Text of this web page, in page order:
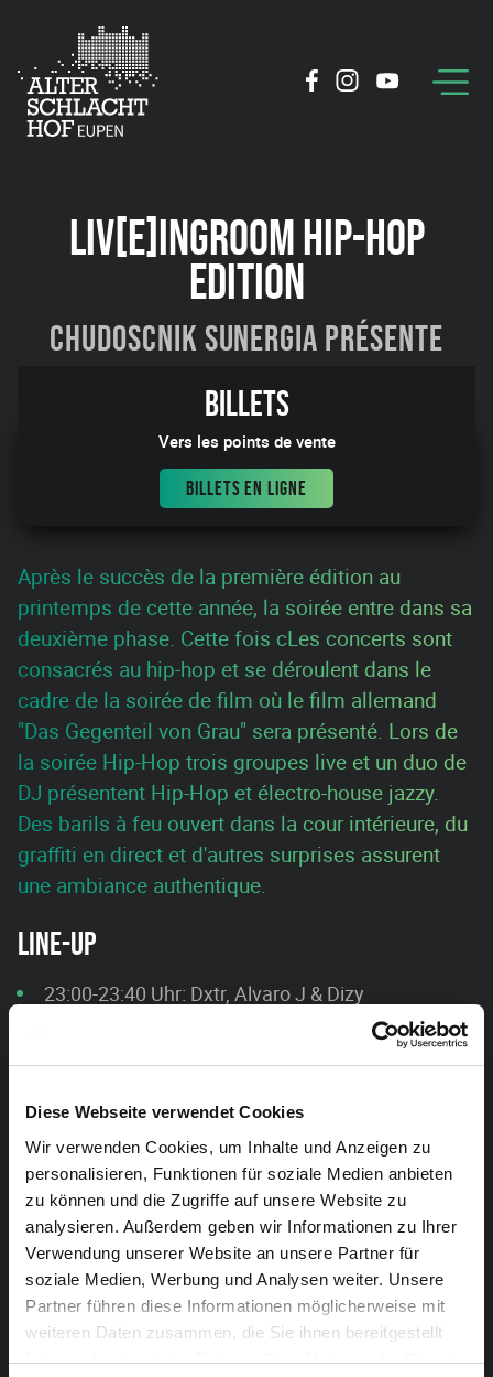
Diese Webseite verwendet Cookies
Wir verwenden Cookies, um Inhalte und Anzeigen zu
personalisieren, Funktionen für soziale Medien anbieten
zu können und die Zugriffe auf unsere Website zu
analysieren. Außerdem geben wir Informationen zu Ihrer
Verwendung unserer Website an unsere Partner für
soziale Medien, Werbung und Analysen weiter. Unsere
Partner führen diese Informationen möglicherweise mit
weiteren Daten zusammen, die Sie ihnen bereitgestellt
haben oder die sie im Rahmen Ihrer Nutzung der Dienste
LIV[E]INGROOM HIP-HOP
EDITION
Chudoscnik Sunergia présente
06:14
Billets
Vers les points de vente
BILLETS EN LIGNE
Après le succès de la première édition au
printemps de cette année, la soirée entre dans sa
deuxième phase. Cette fois cLes concerts sont
consacrés au hip-hop et se déroulent dans le
cadre de la soirée de film où le film allemand
"Das Gegenteil von Grau" sera présenté. Lors de
la soirée Hip-Hop trois groupes live et un duo de
DJ présentent Hip-Hop et électro-house jazzy.
Des barils à feu ouvert dans la cour intérieure, du
graffiti en direct et d'autres surprises assurent
une ambiance authentique.
LINE-UP
23:00-23:40 Uhr: Dxtr, Alvaro J & Dizy
01:00-03:00 Uhr: La confiserie (DJ-Duo)
Soirée de film à 20h00:plus d’infos ici.
Avec le soutien de Jugendstrategieplan.